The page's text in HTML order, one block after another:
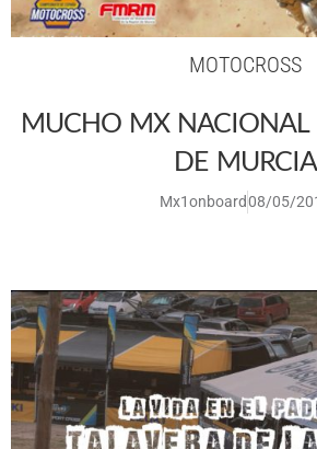
MOTOCROSS
MUCHO MX
DE MURCIA
Mx1onboard08/05/